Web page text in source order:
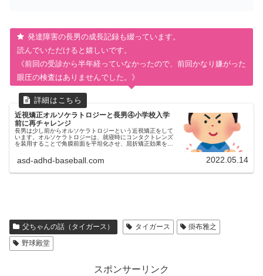
発達障害の長男の成長記録も綴っています。
読んでいただけると嬉しいです。
《前回の受診から半年経っていなかったので、前回かなり嫌がった
眼圧の検査はありませんでした。》
近視矯正オルソケラトロジーと長男④小学校入学
前に再チャレンジ
長男は少し前からオルソケラトロジーという近視矯正をして
います。オルソケラトロジーは、就寝時にコンタクトレンズ
を装用することで角膜前面を平坦化させ、屈折矯正効果を得
（ASD）とADHD診断済...
asd-adhd-baseball.com 2022.05.14
父ちゃんの話（タイガース） タイガース
掛布雅之
野球殿堂
スポンサーリンク